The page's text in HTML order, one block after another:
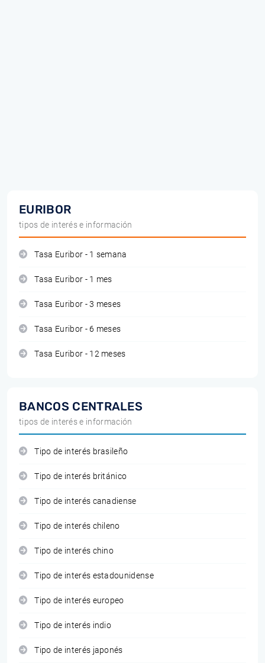
EURIBOR
tipos de interés e información
Tasa Euribor - 1 semana
Tasa Euribor - 1 mes
Tasa Euribor - 3 meses
Tasa Euribor - 6 meses
Tasa Euribor - 12 meses
BANCOS CENTRALES
tipos de interés e información
Tipo de interés brasileño
Tipo de interés británico
Tipo de interés canadiense
Tipo de interés chileno
Tipo de interés chino
Tipo de interés estadounidense
Tipo de interés europeo
Tipo de interés indio
Tipo de interés japonés